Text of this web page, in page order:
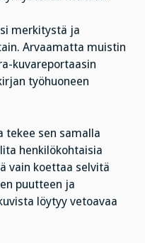
merkitystä ja
Arvaamatta muistin
kuvareportaasin
työhuoneen
tekee sen samalla
henkilökohtaisia
vain koettaa selvitä
puutteen ja
löytyy vetoavaa